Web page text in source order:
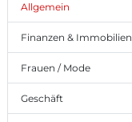
Allgemein
Finanzen & Immobilien
Frauen / Mode
Geschäft